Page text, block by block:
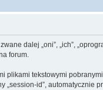
dalej „oni”, „ich”,
forum.
plikami tekstowymi
„session-id”, automatycznie